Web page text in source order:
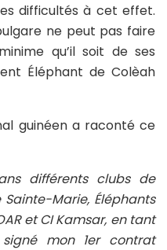
difficultés à cet effet.
ne peut pas faire
qu’il soit de ses
Éléphant de Colèah
guinéen a raconté ce
différents clubs de
Marie, Éléphants
et CI Kamsar, en tant
mon 1er contrat